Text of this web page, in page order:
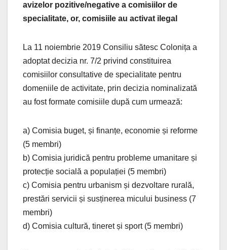
avizelor pozitive/negative a comisiilor de
specialitate, or, comisiile au activat ilegal
La 11 noiembrie 2019 Consiliu sătesc Colonița a
adoptat decizia nr. 7/2 privind constituirea
comisiilor consultative de specialitate pentru
domeniile de activitate, prin decizia nominalizată
au fost formate comisiile după cum urmează:
a) Comisia buget, și finanțe, economie și reforme
(5 membri)
b) Comisia juridică pentru probleme umanitare și
protecție socială a populației (5 membri)
c) Comisia pentru urbanism și dezvoltare rurală,
prestări servicii și susținerea micului business (7
membri)
d) Comisia cultură, tineret și sport (5 membri)